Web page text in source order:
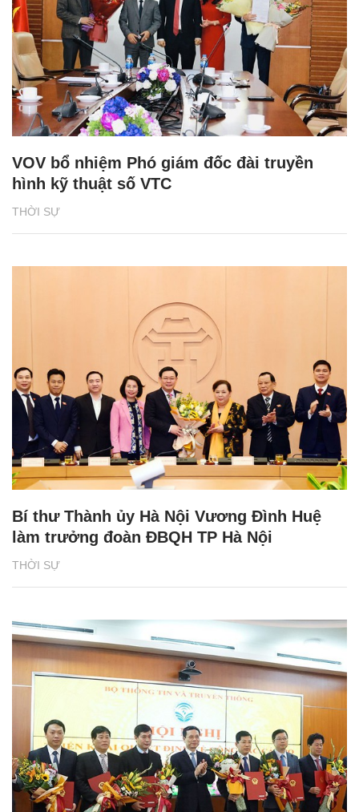
THỜI SỰ
VOV bổ nhiệm Phó giám đốc đài truyền
hình kỹ thuật số VTC
THỜI SỰ
Bí thư Thành ủy Hà Nội Vương Đình Huệ
làm trưởng đoàn ĐBQH TP Hà Nội